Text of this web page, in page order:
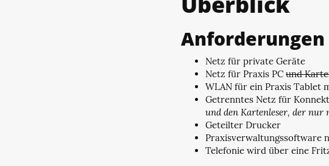
Anforderungen
Netz für private Geräte
Netz für Praxis PC und
WLAN für ein Praxis Tablet
Getrenntes Netz für
und den Kartenleser, der nur
Geteilter Drucker
Praxisverwaltungssoftware
Telefonie wird über eine